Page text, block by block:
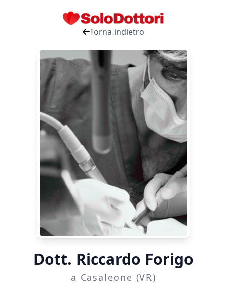
Torna indietro
Dott. Riccardo Forigo
a Casaleone (VR)